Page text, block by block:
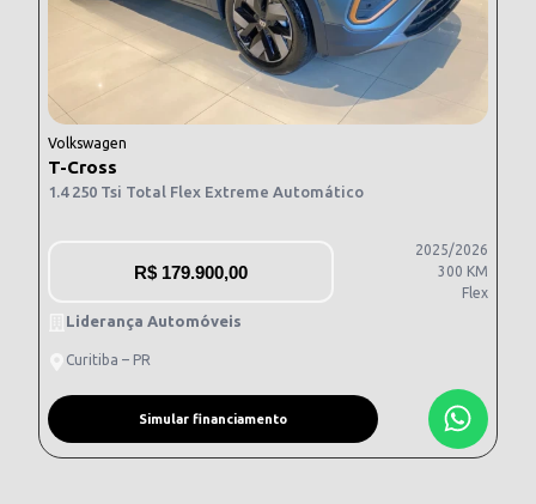
Volkswagen
T-Cross
1.4 250 Tsi Total Flex Extreme Automático
R$ 179.900,00
2025/2026
300 KM
Flex
Liderança Automóveis
Curitiba – PR
Simular financiamento